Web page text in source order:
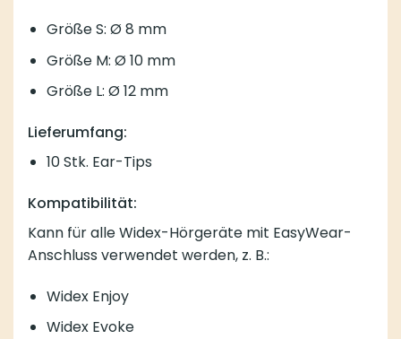
Größe S: Ø 8 mm
Größe M: Ø 10 mm
Größe L: Ø 12 mm
Lieferumfang:
10 Stk. Ear-Tips
Kompatibilität:
Kann für alle Widex-Hörgeräte mit EasyWear-
Anschluss verwendet werden, z. B.:
Widex Enjoy
Widex Evoke